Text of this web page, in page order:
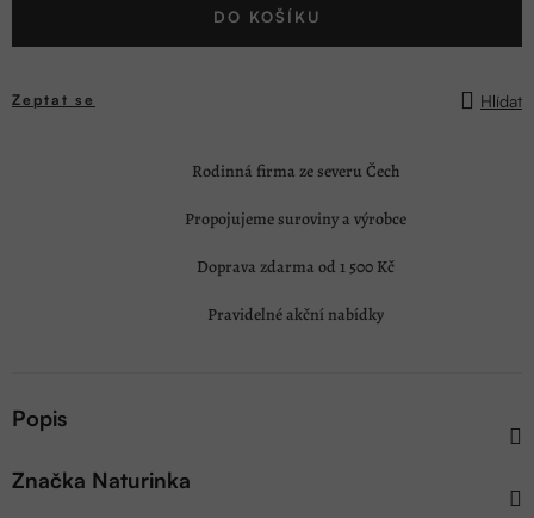
DO KOŠÍKU
Zeptat se Hlídat
Rodinná firma ze severu Čech
Propojujeme suroviny a výrobce
Doprava zdarma od 1 500 Kč
Pravidelné akční nabídky
Popis
Značka Naturinka